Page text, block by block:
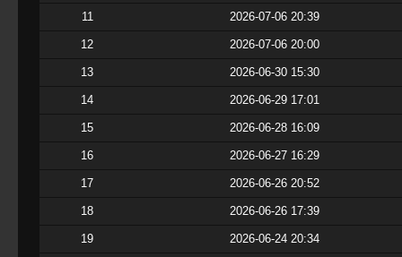
11 2026-07-06 20:39
12 2026-07-06 20:00
13 2026-06-30 15:30
14 2026-06-29 17:01
15 2026-06-28 16:09
16 2026-06-27 16:29
17 2026-06-26 20:52
18 2026-06-26 17:39
19 2026-06-24 20:34